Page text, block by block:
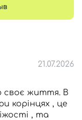
21.07.2026
своє життя. В
корінцях , це
, та